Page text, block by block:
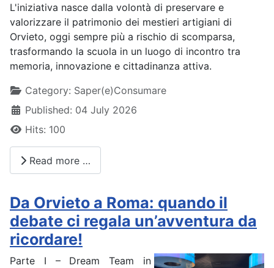
L'iniziativa nasce dalla volontà di preservare e
valorizzare il patrimonio dei mestieri artigiani di
Orvieto, oggi sempre più a rischio di scomparsa,
trasformando la scuola in un luogo di incontro tra
memoria, innovazione e cittadinanza attiva.
DetailsCategory: Saper(e)Consumare
Published: 04 July 2026
Hits: 100
Read more …
Da Orvieto a Roma: quando il
debate ci regala un’avventura da
ricordare!
Parte I – Dream Team in